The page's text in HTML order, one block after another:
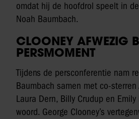
omdat hij de hoofdrol speelt in
Noah Baumbach.
CLOONEY AFWEZIG
PERSMOMENT
Tijdens de persconferentie nam
Baumbach samen met co-sterren
Laura Dern, Billy Crudup en
woord. George Clooney’s